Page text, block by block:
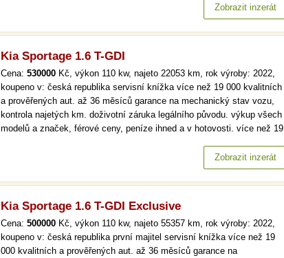
až 36 měsíců garance na mechanický stav vozu, kontrola…Zobrazit inzerát
Kia Sportage 1.6 T-GDI
Cena: 530000 Kč, výkon 110 kw, najeto 22053 km, rok výroby: 2022,
koupeno v: česká republika servisní knížka více než 19 000 kvalitních
a prověřených aut. až 36 měsíců garance na mechanický stav vozu,
kontrola najetých km. doživotní záruka legálního původu. výkup všech
modelů a značek, férové ceny, peníze ihned a v hotovosti. více než 19
mechanický stav vozu, kontrola najetých km. doživotní záruka…
Zobrazit inzerát
Kia Sportage 1.6 T-GDI Exclusive
Cena: 500000 Kč, výkon 110 kw, najeto 55357 km, rok výroby: 2022,
koupeno v: česká republika první majitel servisní knížka více než 19
000 kvalitních a prověřených aut. až 36 měsíců garance na